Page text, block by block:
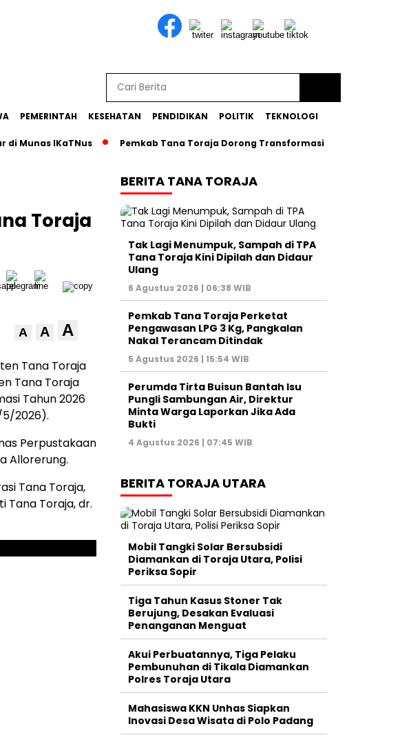
PEMERINTAH KESEHATAN PENDIDIKAN POLITIK TEKNOLOGI
IKaTNus Pemkab Tana Toraja Dorong Transformasi Posyandu Era Baru
Toraja
A A A
Tana Toraja
Tana Toraja
Tahun 2026
5/2026).
Perpustakaan
Allorerung.
Tana Toraja,
Tana Toraja, dr.
BERITA TANA TORAJA
Tak Lagi Menumpuk, Sampah di TPA
Tana Toraja Kini Dipilah dan Didaur
Ulang
6 Agustus 2026 | 06:38 WIB
Pemkab Tana Toraja Perketat
Pengawasan LPG 3 Kg, Pangkalan
Nakal Terancam Ditindak
5 Agustus 2026 | 15:54 WIB
Perumda Tirta Buisun Bantah Isu
Pungli Sambungan Air, Direktur
Minta Warga Laporkan Jika Ada
Bukti
4 Agustus 2026 | 07:45 WIB
BERITA TORAJA UTARA
Mobil Tangki Solar Bersubsidi
Diamankan di Toraja Utara, Polisi
Periksa Sopir
Tiga Tahun Kasus Stoner Tak
Berujung, Desakan Evaluasi
Penanganan Menguat
Akui Perbuatannya, Tiga Pelaku
Pembunuhan di Tikala Diamankan
Polres Toraja Utara
Mahasiswa KKN Unhas Siapkan
Inovasi Desa Wisata di Polo Padang